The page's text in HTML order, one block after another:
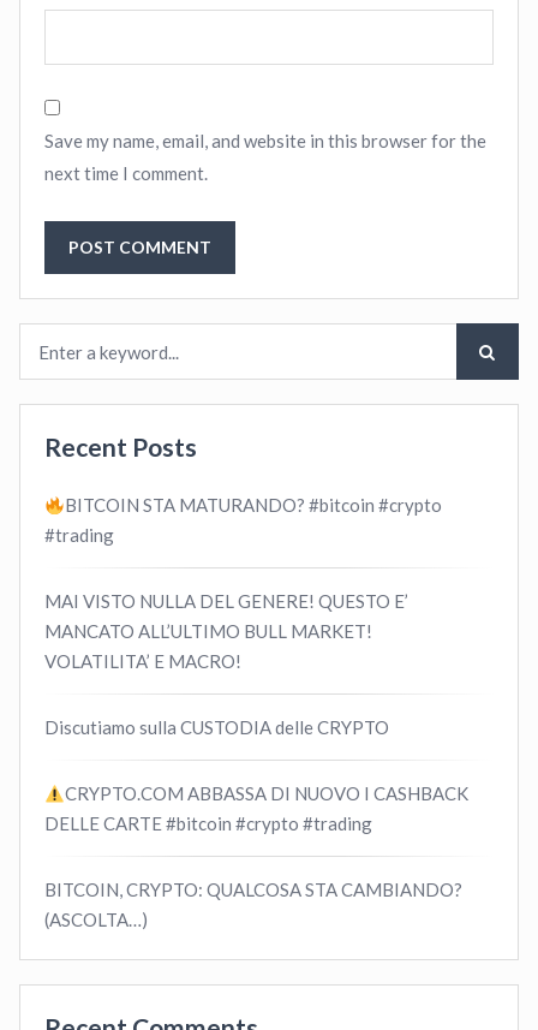
Save my name, email, and website in this browser for the
next time I comment.
Recent Posts
BITCOIN STA MATURANDO? #bitcoin #crypto
#trading
MAI VISTO NULLA DEL GENERE! QUESTO E’
MANCATO ALL’ULTIMO BULL MARKET!
VOLATILITA’ E MACRO!
Discutiamo sulla CUSTODIA delle CRYPTO
CRYPTO.COM ABBASSA DI NUOVO I CASHBACK
DELLE CARTE #bitcoin #crypto #trading
BITCOIN, CRYPTO: QUALCOSA STA CAMBIANDO?
(ASCOLTA…)